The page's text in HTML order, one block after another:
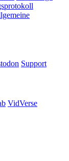
Support
VidVerse